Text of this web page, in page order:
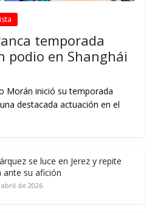
temporada
podio en Shanghái
Morán inició su temporada
destacada actuación en el
se luce en Jerez y repite
ante su afición
de 2026